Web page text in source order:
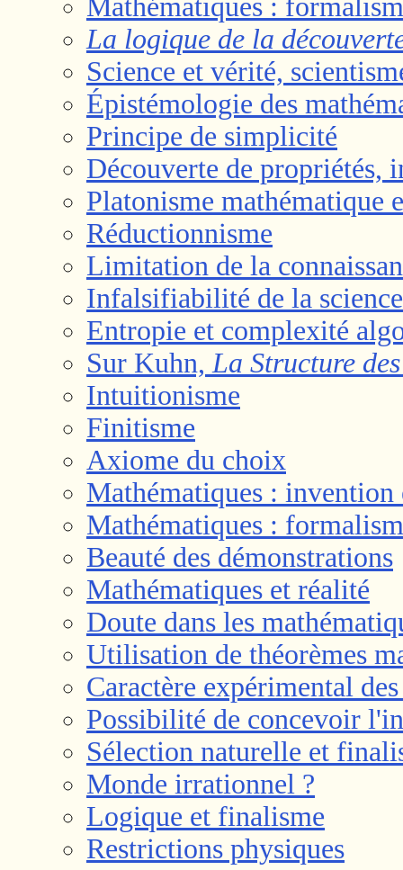
Mathématiques :
La logique de la
Science et vérité,
Épistémologie des
Principe de simplicité
Découverte de propriétés,
Platonisme mathématique
Réductionnisme
Limitation de la
Infalsifiabilité de la science
Entropie et complexité
Sur Kuhn, La Structure
Intuitionisme
Finitisme
Axiome du choix
Mathématiques : invention
Mathématiques :
Beauté des démonstrations
Mathématiques et réalité
Doute dans les
Utilisation de théorèmes
Caractère expérimental
Possibilité de concevoir
Sélection naturelle et
Monde irrationnel ?
Logique et finalisme
Restrictions physiques